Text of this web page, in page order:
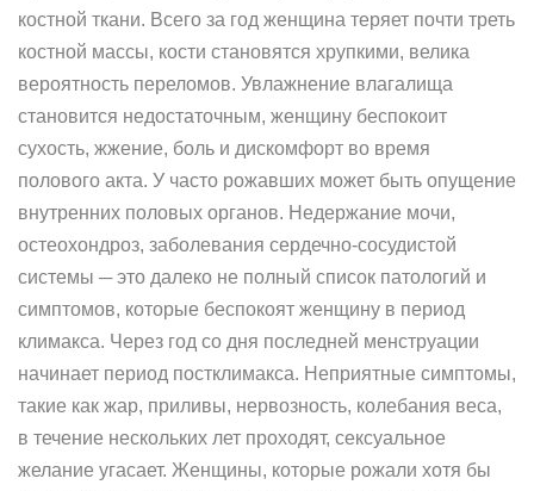
костной ткани. Всего за год женщина теряет почти треть
костной массы, кости становятся хрупкими, велика
вероятность переломов. Увлажнение влагалища
становится недостаточным, женщину беспокоит
сухость, жжение, боль и дискомфорт во время
полового акта. У часто рожавших может быть опущение
внутренних половых органов. Недержание мочи,
остеохондроз, заболевания сердечно-сосудистой
системы ─ это далеко не полный список патологий и
симптомов, которые беспокоят женщину в период
климакса. Через год со дня последней менструации
начинает период постклимакса. Неприятные симптомы,
такие как жар, приливы, нервозность, колебания веса,
в течение нескольких лет проходят, сексуальное
желание угасает. Женщины, которые рожали хотя бы